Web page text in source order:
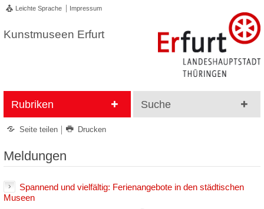
Leichte Sprache Impressum
Kunstmuseen Erfurt
Rubriken Suche
Seite teilen Drucken
Meldungen
Spannend und vielfältig: Ferienangebote in den städtischen
Museen